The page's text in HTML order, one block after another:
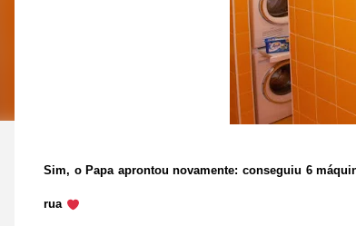
Sim, o Papa aprontou novamente: conseguiu 6
rua